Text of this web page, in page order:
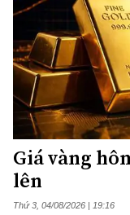
Giá vàng
lên
Thứ 3, 04/08/2026 | 19:16